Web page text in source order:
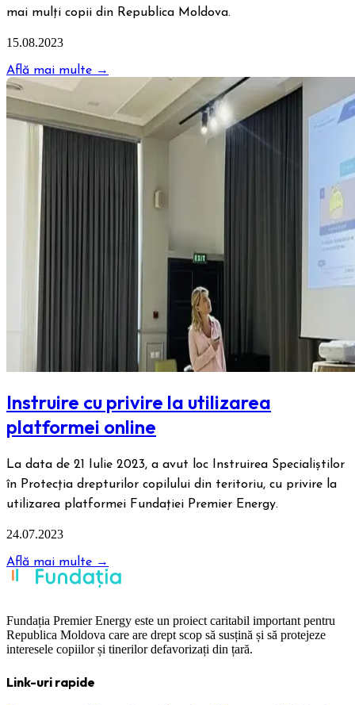
mai mulți copii din Republica Moldova.
15.08.2023
Află mai multe →
Instruire cu privire la utilizarea
platformei online
La data de 21 Iulie 2023, a avut loc Instruirea Specialiștilor
în Protecția drepturilor copilului din teritoriu, cu privire la
utilizarea platformei Fundației Premier Energy.
24.07.2023
Află mai multe →
Fundația Premier Energy este un proiect caritabil important pentru
Republica Moldova care are drept scop să susțină și să protejeze
interesele copiilor și tinerilor defavorizați din țară.
Link-uri rapide